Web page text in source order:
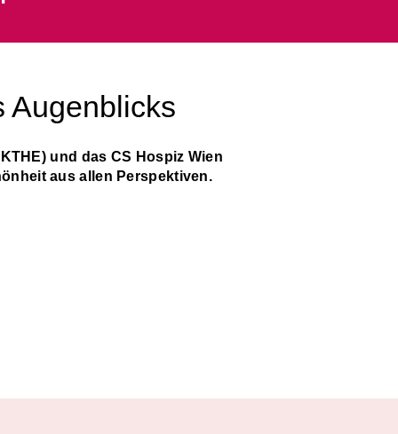
Augenblicks
und das CS Hospiz Wien
aus allen Perspektiven.